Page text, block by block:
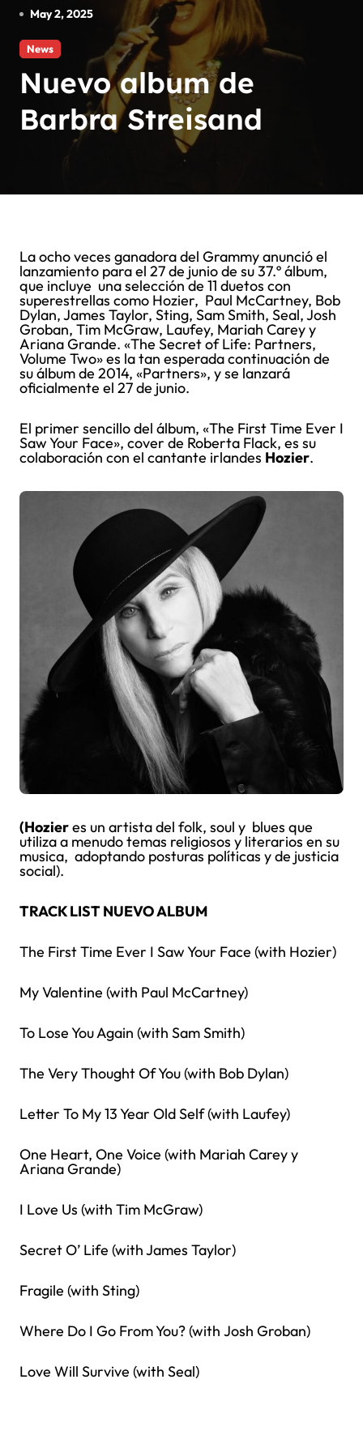
May 2, 2025
News
Nuevo album de
Barbra Streisand
La ocho veces ganadora del Grammy anunció el
lanzamiento para el 27 de junio de su 37.º álbum,
que incluye una selección de 11 duetos con
superestrellas como Hozier, Paul McCartney, Bob
Dylan, James Taylor, Sting, Sam Smith, Seal, Josh
Groban, Tim McGraw, Laufey, Mariah Carey y
Ariana Grande. «The Secret of Life: Partners,
Volume Two» es la tan esperada continuación de
su álbum de 2014, «Partners», y se lanzará
oficialmente el 27 de junio.
El primer sencillo del álbum, «The First Time Ever I
Saw Your Face», cover de Roberta Flack, es su
colaboración con el cantante irlandes Hozier.
(Hozieres un artista del folk, soul y blues que
utiliza a menudo temas religiosos y literarios en su
musica, adoptando posturas políticas y de justicia
social).
TRACK LIST NUEVO ALBUM
The First Time Ever I Saw Your Face (with Hozier)
My Valentine (with Paul McCartney)
To Lose You Again (with Sam Smith)
The Very Thought Of You (with Bob Dylan)
Letter To My 13 Year Old Self (with Laufey)
One Heart, One Voice (with Mariah Carey y
Ariana Grande)
I Love Us (with Tim McGraw)
Secret O’ Life (with James Taylor)
Fragile (with Sting)
Where Do I Go From You? (with Josh Groban)
Love Will Survive (with Seal)